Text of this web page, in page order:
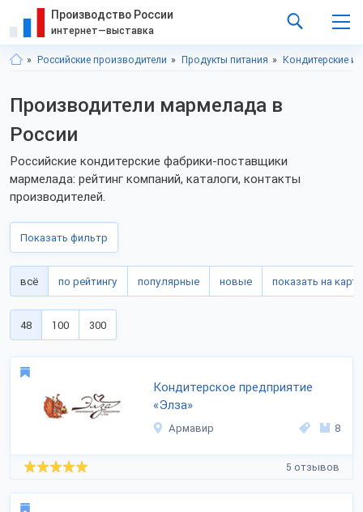
Производство России
интернет—выставка
Российские производители Продукты питания Кондитерские
Производители мармелада в
России
Российские кондитерские фабрики-поставщики
мармелада: рейтинг компаний, каталоги, контакты
производителей.
Показать фильтр
всё по рейтингу популярные новые показать на карте
48 100 300
Кондитерское предприятие
«Элза»
Армавир 8
5 отзывов